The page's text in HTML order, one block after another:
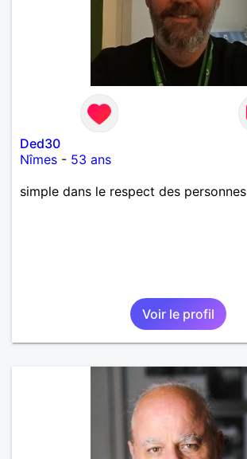
Ded30
Nîmes - 53 ans
simple dans le respect des personnes
Voir le profil